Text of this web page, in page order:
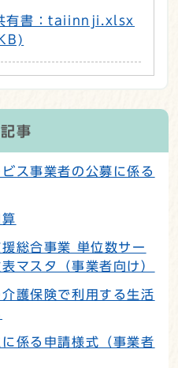
有書：taiinnji.xlsx
事
ス事業者の公募に係る
総合事業 単位数サー
マスタ（事業者向け）
護保険で利用する生活
係る申請様式（事業者